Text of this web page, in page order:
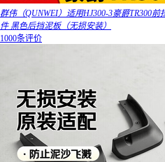
群伟（QUNWEI）适用HJ300-3豪爵TR300
件 黑色后挡泥板（无损安装）
1000条评价